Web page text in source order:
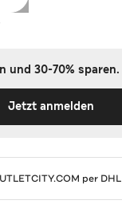
und 30-70% sparen.
Jetzt anmelden
per DHL